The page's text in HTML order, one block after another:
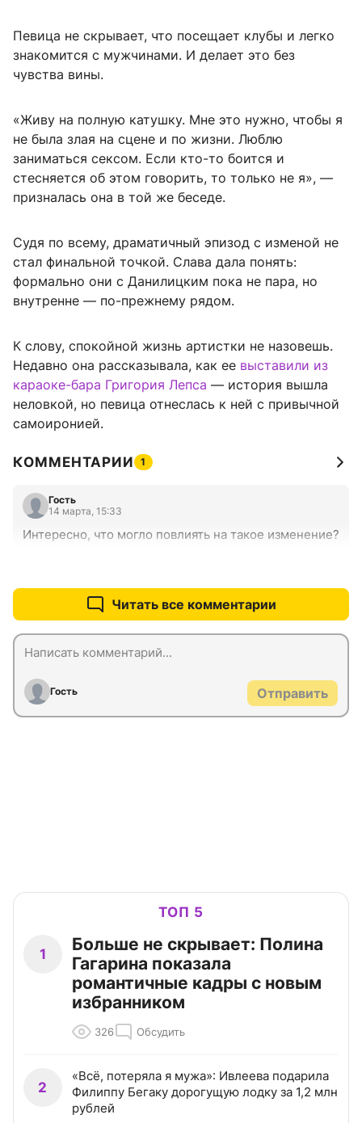
Певица не скрывает, что посещает клубы и легко
знакомится с мужчинами. И делает это без
чувства вины.
«Живу на полную катушку. Мне это нужно, чтобы я
не была злая на сцене и по жизни. Люблю
заниматься сексом. Если кто-то боится и
стесняется об этом говорить, то только не я», —
призналась она в той же беседе.
Судя по всему, драматичный эпизод с изменой не
стал финальной точкой. Слава дала понять:
формально они с Данилицким пока не пара, но
внутренне — по-прежнему рядом.
К слову, спокойной жизнь артистки не назовешь.
Недавно она рассказывала, как ее выставили из
караоке-бара Григория Лепса — история вышла
неловкой, но певица отнеслась к ней с привычной
самоиронией.
КОММЕНТАРИИ 1
Гость
14 марта, 15:33
Интересно, что могло повлиять на такое изменение?
Читать все комментарии
Гость Отправить
ТОП 5
1
Больше не скрывает: Полина
Гагарина показала
романтичные кадры с новым
избранником
326 Обсудить
2
«Всё, потеряла я мужа»: Ивлеева подарила
Филиппу Бегаку дорогущую лодку за 1,2 млн
рублей